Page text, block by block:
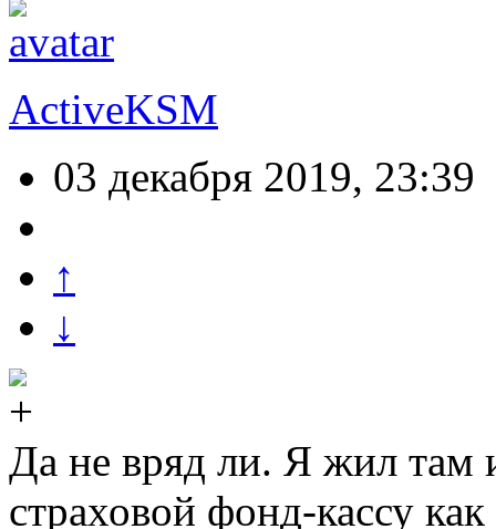
ActiveKSM
03 декабря 2019, 23:39
↑
↓
Да не вряд ли. Я жил там
страховой фонд-кассу